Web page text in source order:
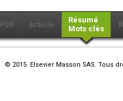
PDF Article
Résumé
Mots clés
© 2015 Elsevier Masson SAS. Tous